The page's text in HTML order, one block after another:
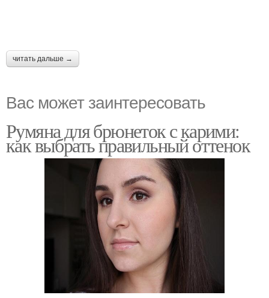
читать дальше →
Вас может заинтересовать
Румяна для брюнеток с карими:
как выбрать правильный оттенок